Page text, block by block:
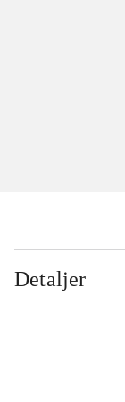
Detaljer